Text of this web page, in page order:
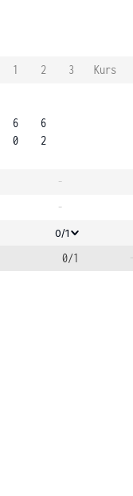
1 2 3
Kurs
6
0
6
2
-
-
0/1
0/1